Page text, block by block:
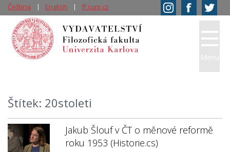
Štítek: 20stoleti
Jakub Šlouf v ČT o měnové reformě
roku 1953 (Historie.cs)
Menu
Čeština English ff.cuni.cz